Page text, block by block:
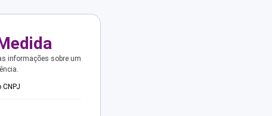
informações sobre um